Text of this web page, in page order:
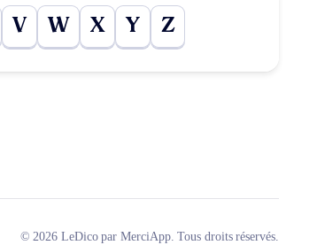
V W X Y Z
© 2026 LeDico par MerciApp. Tous droits réservés.